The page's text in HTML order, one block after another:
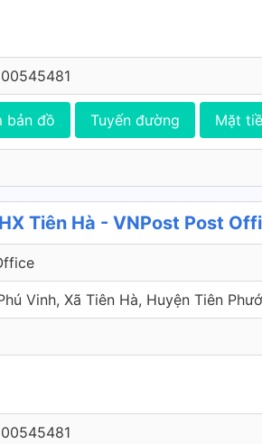
bản đồ Tuyến đường Mặt
Tiên Hà - VNPost Post
Vinh, Xã Tiên Hà, Huyện Tiên